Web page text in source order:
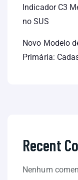
Indicador C3
no SUS
Novo Modelo
Primária:
Recent
Nenhum